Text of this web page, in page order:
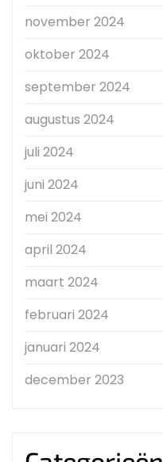
november 2024
oktober 2024
september 2024
augustus 2024
juli 2024
juni 2024
mei 2024
april 2024
maart 2024
februari 2024
januari 2024
december 2023